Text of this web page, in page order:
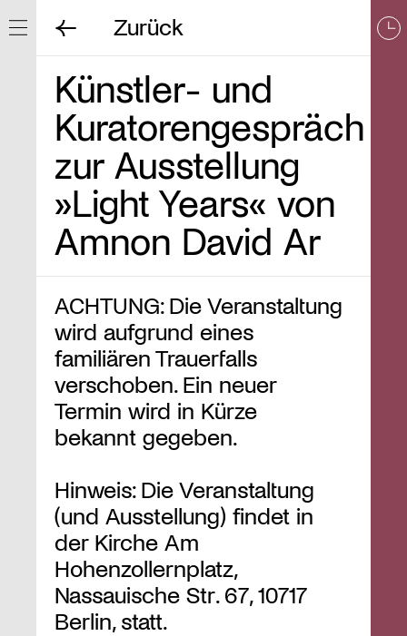
Navigation ein/ausblenden
Zurück
Künstler- und
Kuratorengespräch
zur Ausstellung
»Light Years« von
Amnon David Ar
ACHTUNG: Die Veranstaltung
wird aufgrund eines
familiären Trauerfalls
verschoben. Ein neuer
Termin wird in Kürze
bekannt gegeben.
Hinweis: Die Veranstaltung
(und Ausstellung) findet in
der Kirche Am
Hohenzollernplatz,
Nassauische Str. 67, 10717
Berlin, statt.